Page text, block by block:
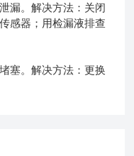
。解决方法：关闭
感器；用检漏液排查
。解决方法：更换